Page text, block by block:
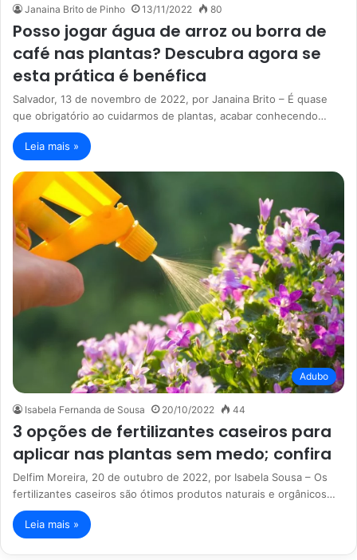
Janaina Brito de Pinho 13/11/2022 80
Posso jogar água de arroz ou borra de
café nas plantas? Descubra agora se
esta prática é benéfica
Salvador, 13 de novembro de 2022, por Janaina Brito – É quase
que obrigatório ao cuidarmos de plantas, acabar conhecendo…
Leia mais »
Adubo
Isabela Fernanda de Sousa 20/10/2022 44
3 opções de fertilizantes caseiros para
aplicar nas plantas sem medo; confira
Delfim Moreira, 20 de outubro de 2022, por Isabela Sousa – Os
fertilizantes caseiros são ótimos produtos naturais e orgânicos…
Leia mais »